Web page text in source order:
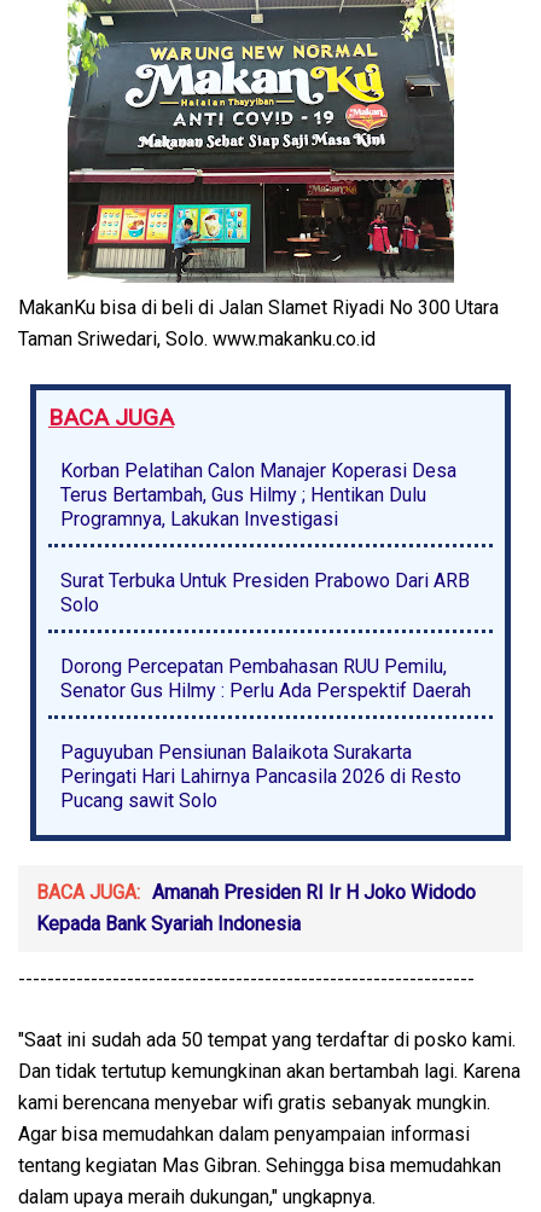
MakanKu bisa di beli di Jalan Slamet Riyadi No 300 Utara
Taman Sriwedari, Solo. www.makanku.co.id
BACA JUGA
Korban Pelatihan Calon Manajer Koperasi Desa
Terus Bertambah, Gus Hilmy ; Hentikan Dulu
Programnya, Lakukan Investigasi
Surat Terbuka Untuk Presiden Prabowo Dari ARB
Solo
Dorong Percepatan Pembahasan RUU Pemilu,
Senator Gus Hilmy : Perlu Ada Perspektif Daerah
Paguyuban Pensiunan Balaikota Surakarta
Peringati Hari Lahirnya Pancasila 2026 di Resto
Pucang sawit Solo
BACA JUGA: Amanah Presiden RI Ir H Joko Widodo
Kepada Bank Syariah Indonesia
---------------------------------------------------------------
"Saat ini sudah ada 50 tempat yang terdaftar di posko kami.
Dan tidak tertutup kemungkinan akan bertambah lagi. Karena
kami berencana menyebar wifi gratis sebanyak mungkin.
Agar bisa memudahkan dalam penyampaian informasi
tentang kegiatan Mas Gibran. Sehingga bisa memudahkan
dalam upaya meraih dukungan," ungkapnya.